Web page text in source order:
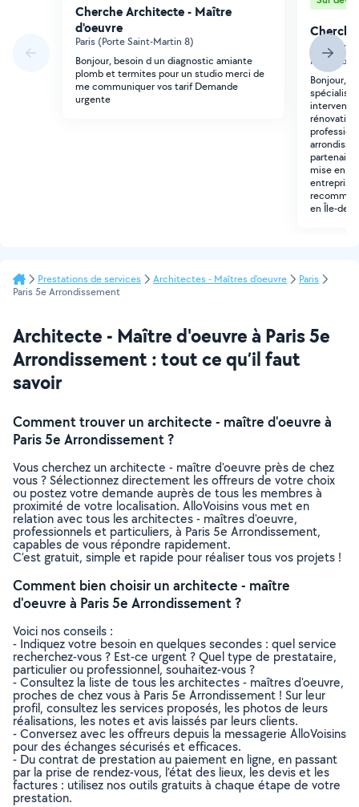
Cherche Architecte - Maître
d'oeuvre
Paris (Porte Saint-Martin 8)
Bonjour, besoin d un diagnostic amiante
plomb et termites pour un studio merci de
me communiquer vos tarif Demande
urgente
d'oeuvre
Paris
Bonjour,
partenaire
mise en
entreprise
en Île-de-
Prestations de services Architectes - Maîtres d'oeuvre
Paris
Paris 5e Arrondissement
Architecte - Maître d'oeuvre à Paris 5e
Arrondissement : tout ce qu’il faut
savoir
Comment trouver un architecte - maître d'oeuvre à
Paris 5e Arrondissement ?
Vous cherchez un architecte - maître d'oeuvre près de chez
vous ? Sélectionnez directement les offreurs de votre choix
ou postez votre demande auprès de tous les membres à
proximité de votre localisation. AlloVoisins vous met en
relation avec tous les architectes - maîtres d'oeuvre,
professionnels et particuliers, à Paris 5e Arrondissement,
capables de vous répondre rapidement.
C’est gratuit, simple et rapide pour réaliser tous vos projets !
Comment bien choisir un architecte - maître
d'oeuvre à Paris 5e Arrondissement ?
Voici nos conseils :
- Indiquez votre besoin en quelques secondes : quel service
recherchez-vous ? Est-ce urgent ? Quel type de prestataire,
particulier ou professionnel, souhaitez-vous ?
- Consultez la liste de tous les architectes - maîtres d'oeuvre,
proches de chez vous à Paris 5e Arrondissement ! Sur leur
profil, consultez les services proposés, les photos de leurs
réalisations, les notes et avis laissés par leurs clients.
- Conversez avec les offreurs depuis la messagerie AlloVoisins
pour des échanges sécurisés et efficaces.
- Du contrat de prestation au paiement en ligne, en passant
par la prise de rendez-vous, l’état des lieux, les devis et les
factures : utilisez nos outils gratuits à chaque étape de votre
prestation.